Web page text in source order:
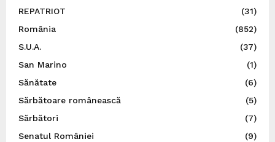
REPATRIOT
(31)
România
(852)
S.U.A.
(37)
San Marino
(1)
Sănătate
(6)
Sărbătoare românească
(5)
Sărbători
(7)
Senatul României
(9)